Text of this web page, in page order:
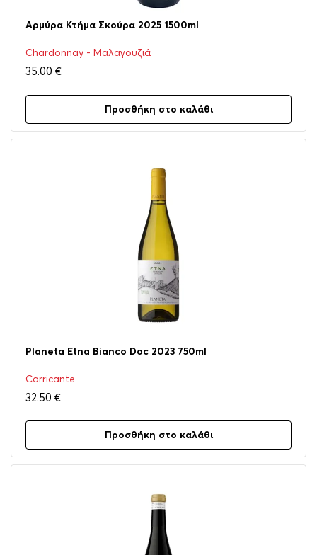
Αρμύρα Κτήμα Σκούρα 2025 1500ml
Chardonnay - Μαλαγουζιά
35.00 €
Προσθήκη στο καλάθι
Planeta Etna Bianco Doc 2023 750ml
Carricante
32.50 €
Προσθήκη στο καλάθι